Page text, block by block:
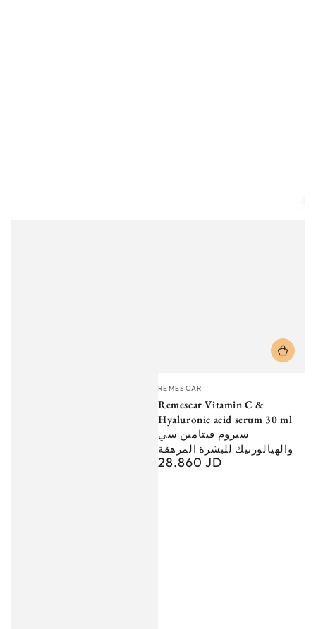
Vendor:
REMESCAR
Remescar Vitamin C &
Hyaluronic acid serum 30 ml
سيروم فيتامين سي
والهيالورنيك للبشرة المرهقة
Regular
28.860 JD